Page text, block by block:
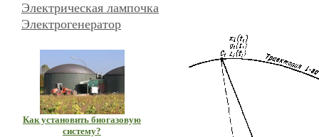
Электрическая лампочка
Электрогенератор
Как установить биогазовую
систему?